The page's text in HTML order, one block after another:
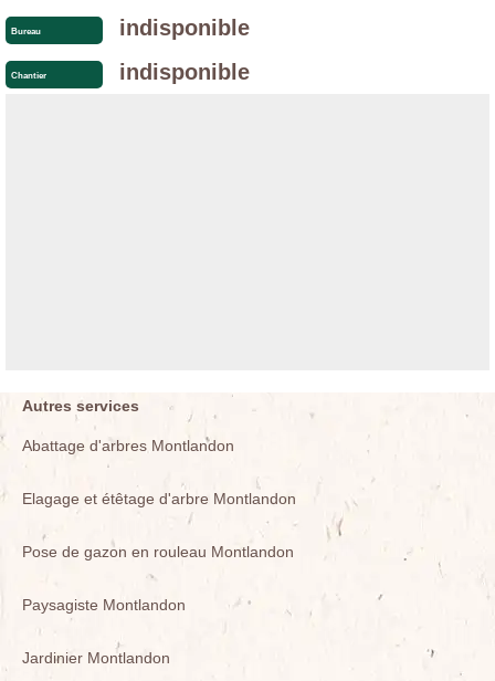
Bureau indisponible
Chantier indisponible
Autres services
Abattage d'arbres Montlandon
Elagage et étêtage d'arbre Montlandon
Pose de gazon en rouleau Montlandon
Paysagiste Montlandon
Jardinier Montlandon